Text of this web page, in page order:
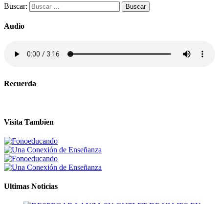
Buscar:
Audio
Recuerda
Visita Tambien
Ultimas Noticias